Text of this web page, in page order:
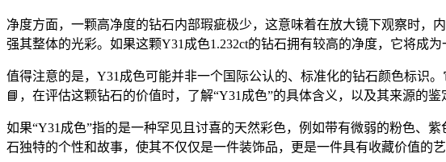
净度方面，一颗高净度的钻石内部瑕疵极少，这意味着在放大镜下观察时，
强其整体的光彩。如果这颗Y31成色1.232ct的钻石拥有较高的净度，它将成
值得注意的是，Y31成色可能并非一个国际公认的、标准化的钻石颜色标识
📘，在评估这颗钻石的价值时，了解“Y31成色”的具体含义，以及其来源的鉴
如果“Y31成色”指的是一种罕见且讨喜的天然彩色，例如带有微弱的粉色、
石独特的个性和故事，使其不仅仅是一件装饰品，更是一件具有收藏价值的艺